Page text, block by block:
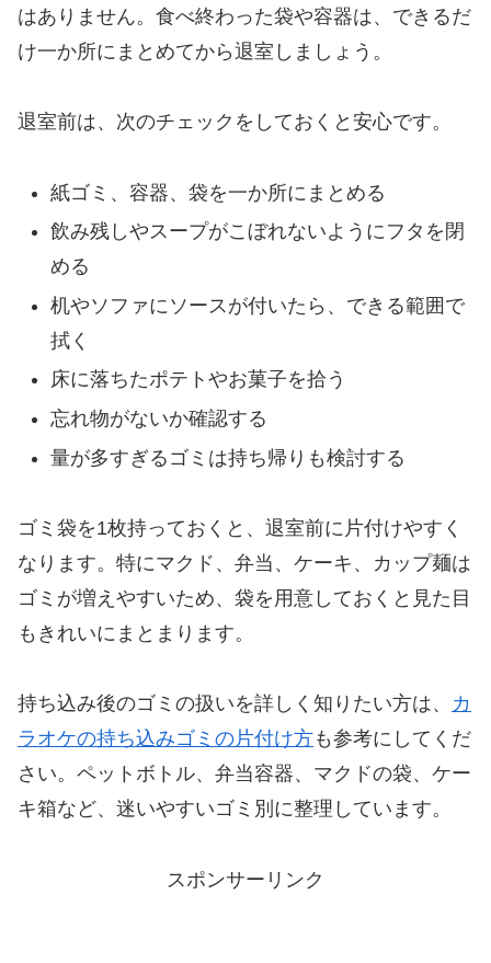
はありません。食べ終わった袋や容器は、できるだ
け一か所にまとめてから退室しましょう。
退室前は、次のチェックをしておくと安心です。
紙ゴミ、容器、袋を一か所にまとめる
飲み残しやスープがこぼれないようにフタを閉
める
机やソファにソースが付いたら、できる範囲で
拭く
床に落ちたポテトやお菓子を拾う
忘れ物がないか確認する
量が多すぎるゴミは持ち帰りも検討する
ゴミ袋を1枚持っておくと、退室前に片付けやすく
なります。特にマクド、弁当、ケーキ、カップ麺は
ゴミが増えやすいため、袋を用意しておくと見た目
もきれいにまとまります。
持ち込み後のゴミの扱いを詳しく知りたい方は、 カ
ラオケの持ち込みゴミの片付け方も参考にしてくだ
さい。ペットボトル、弁当容器、マクドの袋、ケー
キ箱など、迷いやすいゴミ別に整理しています。
スポンサーリンク